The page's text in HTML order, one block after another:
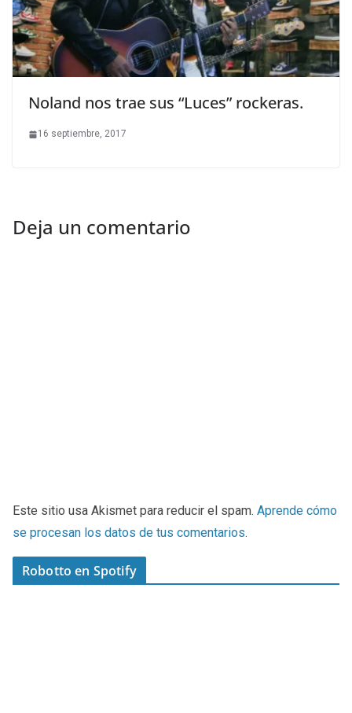
Noland nos trae sus “Luces” rockeras.
16 septiembre, 2017
Deja un comentario
Este sitio usa Akismet para reducir el spam. Aprende cómo
se procesan los datos de tus comentarios.
Robotto en Spotify